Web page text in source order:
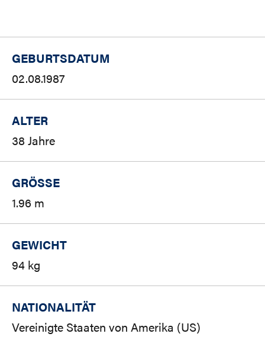
GEBURTSDATUM
02.08.1987
ALTER
38 Jahre
GRÖSSE
1.96 m
GEWICHT
94 kg
NATIONALITÄT
Vereinigte Staaten von Amerika (US)